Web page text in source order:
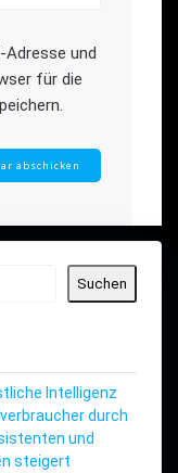
Adresse und
für die
Suchen
Intelligenz
durch
und
steigert